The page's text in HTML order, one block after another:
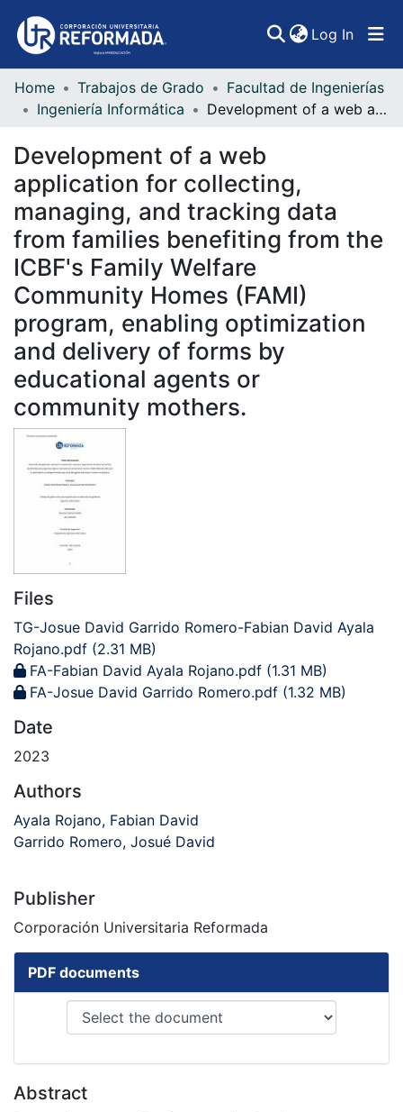
Log In
Communities & Collections
Statistics
Home Trabajos de Grado
Facultad de Ingenierías
Ingeniería Informática
Development of a web application for collecting, managing, and tracking data from families benefiting from the ICBF's Family Welfare Community Homes (FAMI) program, enabling optimization and delivery of forms by educational agents or community mothers.
Development of a web
application for collecting,
managing, and tracking data
from families benefiting from the
ICBF's Family Welfare
Community Homes (FAMI)
program, enabling optimization
and delivery of forms by
educational agents or
community mothers.
Files
TG-Josue David Garrido Romero-Fabian David Ayala
Rojano.pdf (2.31 MB)
FA-Fabian David Ayala Rojano.pdf (1.31 MB)
FA-Josue David Garrido Romero.pdf (1.32 MB)
Date
2023
Authors
Ayala Rojano, Fabian David
Garrido Romero, Josué David
Publisher
Corporación Universitaria Reformada
PDF documents
Abstract